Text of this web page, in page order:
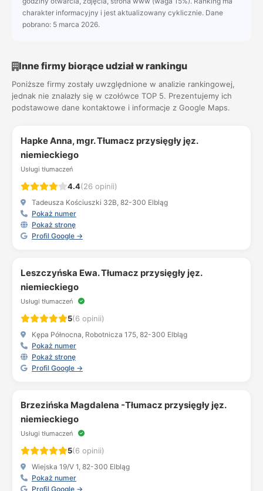
charakter informacyjny i jest aktualizowany cyklicznie. Dane
pobrano: 5 marca 2026.
Inne firmy biorące udział w rankingu
Poniższe firmy zostały uwzględnione w analizie rankingowej,
jednak nie znalazły się w czołówce TOP 5. Prezentujemy ich
podstawowe dane kontaktowe i informacje z Google Maps.
Hapke Anna, mgr. Tłumacz przysięgły jęz.
niemieckiego
Usługi tłumaczeń
4.4(26 opinii)
Tadeusza Kościuszki 32B, 82-300 Elbląg
Pokaż numer
Pokaż stronę
Profil Google →
Leszczyńska Ewa. Tłumacz przysięgły jęz.
niemieckiego
Usługi tłumaczeń
5(6 opinii)
Kępa Północna, Robotnicza 175, 82-300 Elbląg
Pokaż numer
Pokaż stronę
Profil Google →
Brzezińska Magdalena -Tłumacz przysięgły jęz.
niemieckiego
Usługi tłumaczeń
5(6 opinii)
Wiejska 19/V 1, 82-300 Elbląg
Pokaż numer
Profil Google →